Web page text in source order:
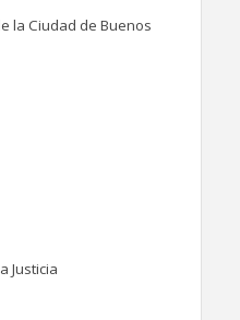
la Ciudad de Buenos
Justicia